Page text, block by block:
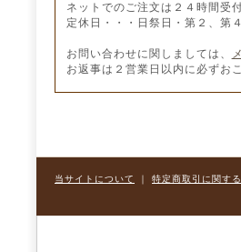
ネットでのご注文は２４時間受
定休日・・・日祭日・第２、第
お問い合わせに関しましては、
お返事は２営業日以内に必ずお
当サイトについて ｜ 特定商取引に関す